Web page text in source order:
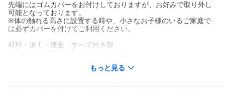
先端にはゴムカバーをお付けしておりますが、お好みで取り外し
可能となっております。
※体の触れる高さに設置する時や、小さなお子様のいるご家庭で
は必ずカバーを付けてご利用ください。
材料・加工・鍍金 すべて日本製
もっと見る